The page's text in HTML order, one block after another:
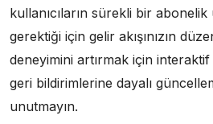
kullanıcıların sürekli bir
gerektiği için gelir akışınızın
deneyimini artırmak için
geri bildirimlerine dayalı
unutmayın.